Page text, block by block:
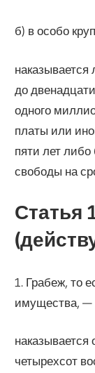
б) в особо
до
одного
платы или
пяти лет либо
свободы на
Статья
1. Грабеж, то
имущества, —
четырехсот